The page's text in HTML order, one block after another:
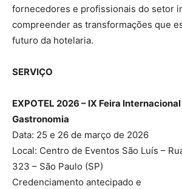
fornecedores e profissionais do setor
compreender as transformações que
futuro da hotelaria.
SERVIÇO
EXPOTEL 2026 – IX Feira
Gastronomia
Data: 25 e 26 de março de 2026
Local: Centro de Eventos São Luís –
323 – São Paulo (SP)
Credenciamento antecipado e